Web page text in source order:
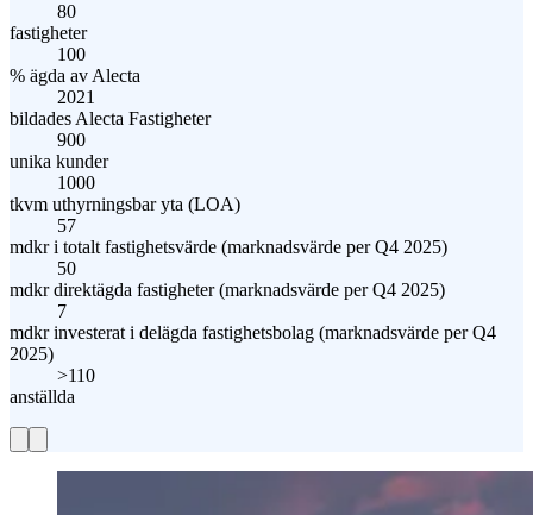
80
fastigheter
100
% ägda av Alecta
2021
bildades Alecta Fastigheter
900
unika kunder
1000
tkvm uthyrningsbar yta (LOA)
57
mdkr i totalt fastighetsvärde (marknadsvärde per Q4 2025)
50
mdkr direktägda fastigheter (marknadsvärde per Q4 2025)
7
mdkr investerat i delägda fastighetsbolag (marknadsvärde per Q4
2025)
>110
anställda